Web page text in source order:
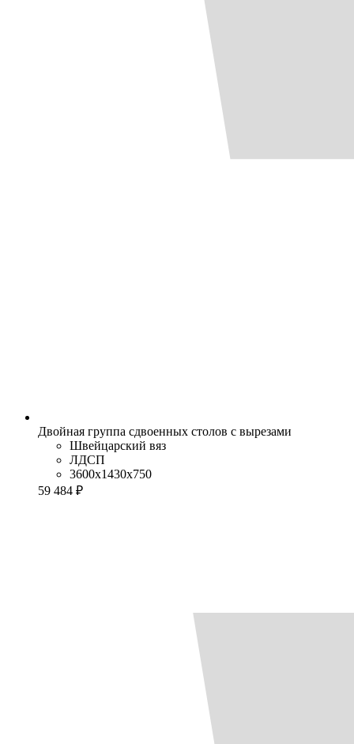
Двойная группа сдвоенных столов с вырезами
Швейцарский вяз
ЛДСП
3600x1430x750
59 484 ₽